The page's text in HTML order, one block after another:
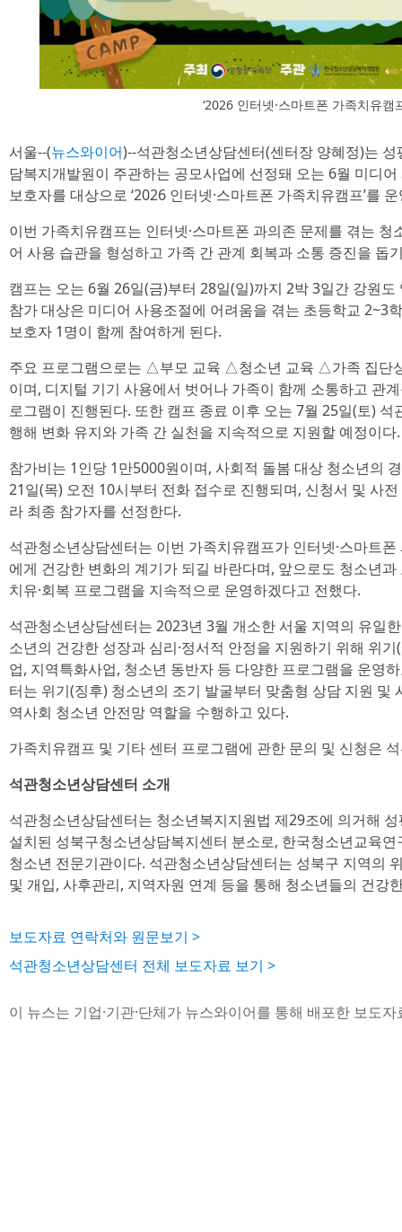
‘2026 인터넷·스마트폰 가족치유캠
서울--(뉴스와이어)--석관청소년상담센터(센터장 양혜정)는
담복지개발원이 주관하는 공모사업에 선정돼 오는 6월 미디
보호자를 대상으로 ‘2026 인터넷·스마트폰 가족치유캠프’를
이번 가족치유캠프는 인터넷·스마트폰 과의존 문제를 겪는
어 사용 습관을 형성하고 가족 간 관계 회복과 소통 증진을 돕
캠프는 오는 6월 26일(금)부터 28일(일)까지 2박 3일간 강원도
참가 대상은 미디어 사용조절에 어려움을 겪는 초등학교 2~3
보호자 1명이 함께 참여하게 된다.
주요 프로그램으로는 △부모 교육 △청소년 교육 △가족 집단
이며, 디지털 기기 사용에서 벗어나 가족이 함께 소통하고 관
로그램이 진행된다. 또한 캠프 종료 이후 오는 7월 25일(토)
행해 변화 유지와 가족 간 실천을 지속적으로 지원할 예정이다.
참가비는 1인당 1만5000원이며, 사회적 돌봄 대상 청소년의
21일(목) 오전 10시부터 전화 접수로 진행되며, 신청서 및 사
라 최종 참가자를 선정한다.
석관청소년상담센터는 이번 가족치유캠프가 인터넷·스마트
에게 건강한 변화의 계기가 되길 바란다며, 앞으로도 청소년
치유·회복 프로그램을 지속적으로 운영하겠다고 전했다.
석관청소년상담센터는 2023년 3월 개소한 서울 지역의 유일
소년의 건강한 성장과 심리·정서적 안정을 지원하기 위해 위
업, 지역특화사업, 청소년 동반자 등 다양한 프로그램을 운영
터는 위기(징후) 청소년의 조기 발굴부터 맞춤형 상담 지원 및
역사회 청소년 안전망 역할을 수행하고 있다.
가족치유캠프 및 기타 센터 프로그램에 관한 문의 및 신청은
석관청소년상담센터 소개
석관청소년상담센터는 청소년복지지원법 제29조에 의거해
설치된 성북구청소년상담복지센터 분소로, 한국청소년교육
청소년 전문기관이다. 석관청소년상담센터는 성북구 지역의
및 개입, 사후관리, 지역자원 연계 등을 통해 청소년들의 건강
보도자료 연락처와 원문보기 >
석관청소년상담센터 전체 보도자료 보기 >
이 뉴스는 기업·기관·단체가 뉴스와이어를 통해 배포한 보도